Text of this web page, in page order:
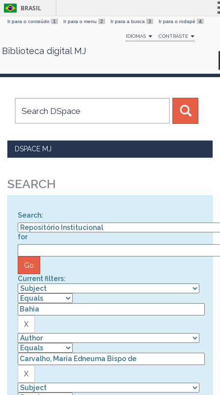
Skip
BRASIL
Simplifique!
Comunica BR
Canais
Ir para o conteúdo 1 Ir para o menu 2 Ir para a busca 3 Ir para o rodapé 4
IDIOMAS CONTRASTE
Biblioteca digital MJ
DSPACE MJ
SEARCH
Search:
for
Current filters: